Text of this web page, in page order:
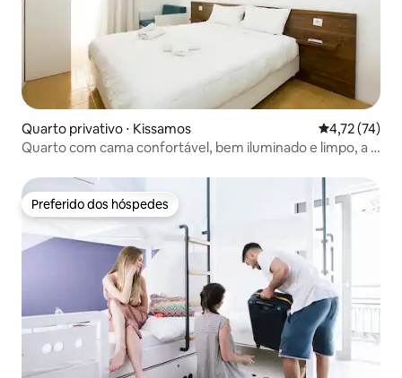
Quarto privativo ⋅ Kissamos 4,72 de uma
4,72 (74)
Quarto com cama confortável, bem iluminado e limpo, a 2
Preferido dos hóspedes
Preferido dos hóspedes